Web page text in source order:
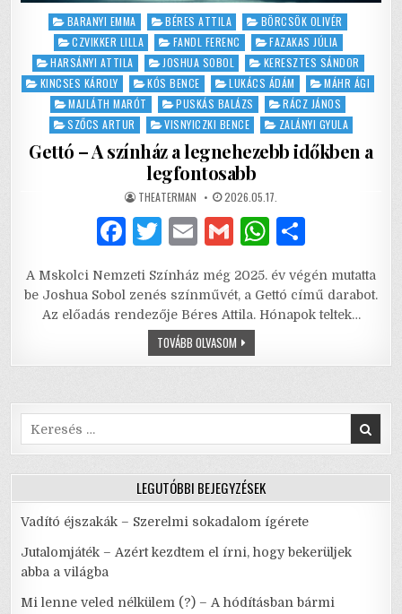
Posted
in
BARANYI EMMA BÉRES ATTILA
BÖRCSÖK OLIVÉR
CZVIKKER LILLA
FANDL FERENC
FAZAKAS JÚLIA
HARSÁNYI ATTILA
JOSHUA SOBOL
KERESZTES SÁNDOR
KINCSES KÁROLY
KÓS BENCE LUKÁCS ÁDÁM
MÁHR ÁGI
MAJLÁTH MARÓT
PUSKÁS BALÁZS
RÁCZ JÁNOS
SZŐCS ARTUR
VISNYICZKI BENCE ZALÁNYI GYULA
Gettó – A színház a legnehezebb időkben a
legfontosabb
AUTHOR:
THEATERMAN PUBLISHED
DATE:
2026.05.17.
F
c
e
o
o
T
it
te
r
E
ai
l
G
ai
l
W
at
s
p
p
ar
e
A Mskolci Nemzeti Színház még 2025. év végén mutatta
be Joshua Sobol zenés színművét, a Gettó című darabot.
Az előadás rendezője Béres Attila. Hónapok teltek…
TOVÁBB OLVASOMGETTÓ
–
A
LEGNEHEZEBB
IDŐKBEN
Search
for:
LEGUTÓBBI BEJEGYZÉSEK
Vadító éjszakák – Szerelmi sokadalom ígérete
Jutalomjáték – Azért kezdtem el írni, hogy bekerüljek
abba a világba
Mi lenne veled nélkülem (?) – A hódításban bármi